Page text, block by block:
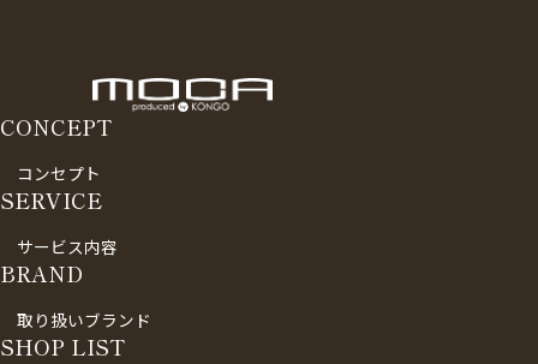
CONCEPT
コンセプト
SERVICE
サービス内容
BRAND
取り扱いブランド
SHOP LIST